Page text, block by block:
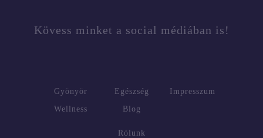
Kövess minket a social médiában is!
Gyönyör
Wellness
Egészség
Blog
Impresszum
Rólunk